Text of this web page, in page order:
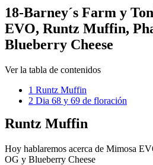
18-Barney´s Farm y
EVO, Runtz Muffin,
Blueberry Cheese
Ver la tabla de contenidos
1 Runtz Muffin
2 Dia 68 y 69 de floración
Runtz Muffin
Hoy hablaremos acerca de Mimosa
OG y Blueberry Cheese